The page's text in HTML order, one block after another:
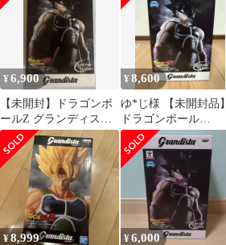
¥6,900
【未開封】ドラゴンボ
ールZ グランディスタ
バーダック
¥8,600
ゆ*じ様 【未開封品】
ドラゴンボール
Grandista バーダック
¥8,999 ¥6,000